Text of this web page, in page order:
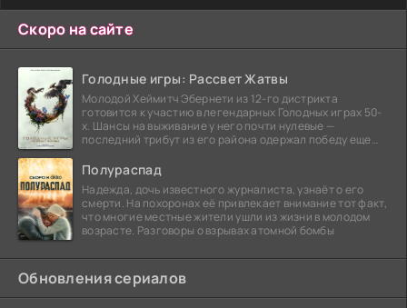
Скоро на сайте
Голодные игры: Рассвет Жатвы
Молодой Хеймитч Эбернети из 12-го дистрикта
готовится к участию в легендарных Голодных играх 50-
х. Шансы на выживание у него почти нулевые —
последний трибут из его района одержал победу еще
Полураспад
Надежда, дочь известного журналиста, узнаёт о его
смерти. На похоронах её привлекает внимание тот факт,
что многие местные жители ушли из жизни в молодом
возрасте. Разговоры о взрывах атомной бомбы
Обновления сериалов